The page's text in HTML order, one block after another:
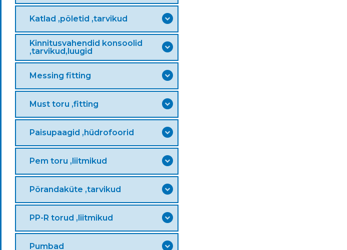
Katlad ,põletid ,tarvikud
Kinnitusvahendid konsoolid
,tarvikud,luugid
Messing fitting
Must toru ,fitting
Paisupaagid ,hüdrofoorid
Pem toru ,liitmikud
Põrandaküte ,tarvikud
PP-R torud ,liitmikud
Pumbad